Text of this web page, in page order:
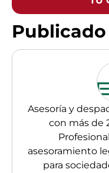
Publicado
Asesoría y
con más de
asesoramiento
para